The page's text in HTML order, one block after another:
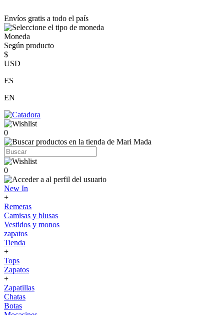
Envíos gratis a todo el país
Moneda
Según producto
$
USD
ES
EN
0
0
New In
+
Remeras
Camisas y blusas
Vestidos y monos
zapatos
Tienda
+
Tops
Zapatos
+
Zapatillas
Chatas
Botas